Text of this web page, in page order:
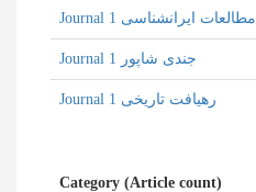
Journal مطالعات ایرانشناسی 1
Journal جندی‌ شاپور 1
Journal رهیافت تاریخی 1
Category (Article count)